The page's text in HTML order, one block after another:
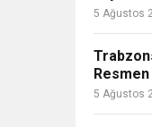
5 Ağustos
Resmen
5 Ağustos